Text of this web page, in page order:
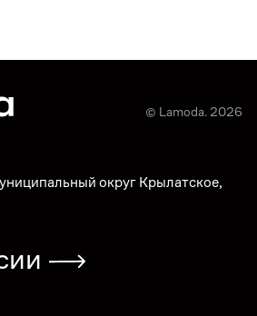
© Lamoda. 2026
округ Крылатское,